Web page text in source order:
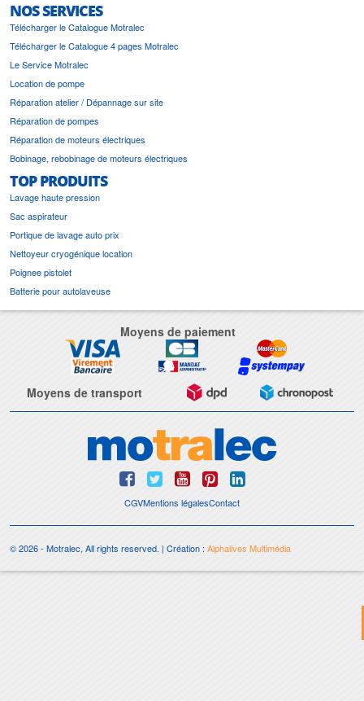
NOS SERVICES
Télécharger le Catalogue Motralec
Télécharger le Catalogue 4 pages Motralec
Le Service Motralec
Location de pompe
Réparation atelier / Dépannage sur site
Réparation de pompes
Réparation de moteurs électriques
Bobinage, rebobinage de moteurs électriques
TOP PRODUITS
Lavage haute pression
Sac aspirateur
Portique de lavage auto prix
Nettoyeur cryogénique location
Poignee pistolet
Batterie pour autolaveuse
Moyens de paiement
Moyens de transport
CGVMentions légalesContact
© 2026 - Motralec, All rights reserved. | Création :Alphalives Multimédia